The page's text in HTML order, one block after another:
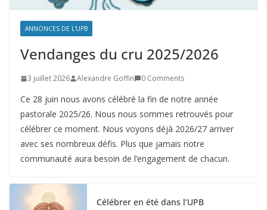
ANNONCES DE L'UPB
Vendanges du cru 2025/2026
3 juillet 2026 Alexandre Goffin 0 Comments
Ce 28 juin nous avons célébré la fin de notre année
pastorale 2025/26. Nous nous sommes retrouvés pour
célébrer ce moment. Nous voyons déjà 2026/27 arriver
avec ses nombreux défis. Plus que jamais notre
communauté aura besoin de l’engagement de chacun.
Célébrer en été dans l’UPB